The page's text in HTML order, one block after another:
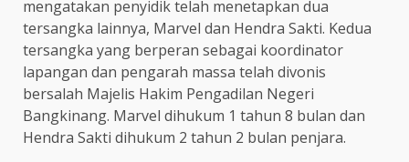
mengatakan penyidik telah menetapkan dua
tersangka lainnya, Marvel dan Hendra Sakti. Kedua
tersangka yang berperan sebagai koordinator
lapangan dan pengarah massa telah divonis
bersalah Majelis Hakim Pengadilan Negeri
Bangkinang. Marvel dihukum 1 tahun 8 bulan dan
Hendra Sakti dihukum 2 tahun 2 bulan penjara.